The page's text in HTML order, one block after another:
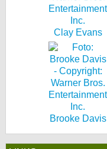
Clay Evans
Brooke Davis